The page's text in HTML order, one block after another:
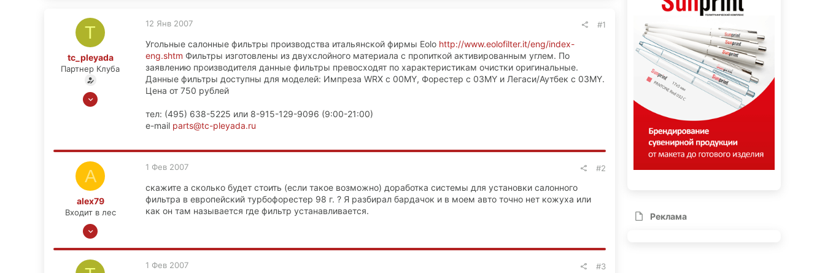
T
tc_pleyada
Партнер Клуба
10 Ноя 2006
12 Янв 2007 #1
Угольные салонные фильтры производства итальянской фирмы Eolo http://www.eolofilter.it/eng/index-
eng.shtm Фильтры изготовлены из двухслойного материала с пропиткой активированным углем. По
заявлению производителя данные фильтры превосходят по характеристикам очистки оригинальные.
Данные фильтры доступны для моделей: Импреза WRX с 00MY, Форестер с 03MY и Легаси/Аутбек с 03MY.
Цена от 750 рублей
тел: (495) 638-5225 или 8-915-129-9096 (9:00-21:00)
e-mail parts@tc-pleyada.ru
A
alex79
Входит в лес
4 Дек 2006
1 Фев 2007 #2
скажите а сколько будет стоить (если такое возможно) доработка системы для установки салонного
фильтра в европейский турбофорестер 98 г. ? Я разбирал бардачок и в моем авто точно нет кожуха или
как он там называется где фильтр устанавливается.
1 Фев 2007 #3
Реклама